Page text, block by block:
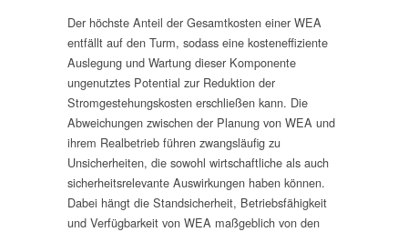
Der höchste Anteil der Gesamtkosten einer WEA
entfällt auf den Turm, sodass eine kosteneffiziente
Auslegung und Wartung dieser Komponente
ungenutztes Potential zur Reduktion der
Stromgestehungskosten erschließen kann. Die
Abweichungen zwischen der Planung von WEA und
ihrem Realbetrieb führen zwangsläufig zu
Unsicherheiten, die sowohl wirtschaftliche als auch
sicherheitsrelevante Auswirkungen haben können.
Dabei hängt die Standsicherheit, Betriebsfähigkeit
und Verfügbarkeit von WEA maßgeblich von den